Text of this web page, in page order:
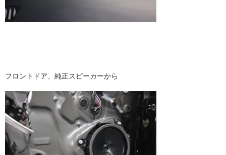
フロントドア、純正スピーカーから